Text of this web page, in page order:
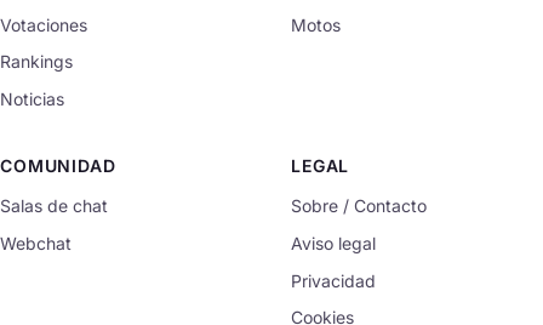
Votaciones
Rankings
Noticias
Motos
COMUNIDAD
Salas de chat
Webchat
LEGAL
Sobre / Contacto
Aviso legal
Privacidad
Cookies